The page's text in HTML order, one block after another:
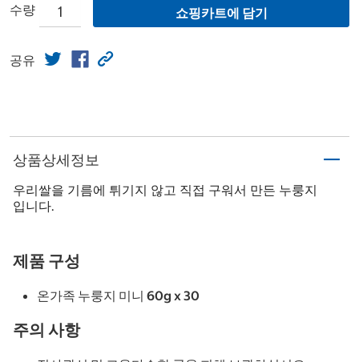
수량 쇼핑카트에 담기
공유
상품상세정보
우리쌀을 기름에 튀기지 않고 직접 구워서 만든 누룽지
입니다.
제품 구성
온가족 누룽지 미니 60g x 30
주의 사항